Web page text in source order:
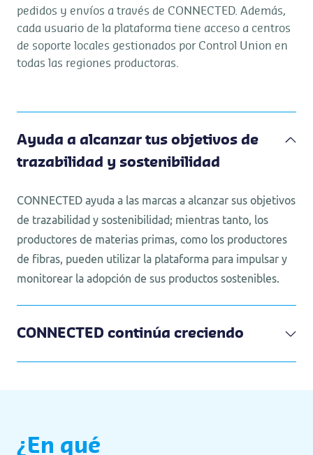
pedidos y envíos a través de CONNECTED. Además,
cada usuario de la plataforma tiene acceso a centros
de soporte locales gestionados por Control Union en
todas las regiones productoras.
Ayuda a alcanzar tus objetivos de
trazabilidad y sostenibilidad
CONNECTED ayuda a las marcas a alcanzar sus objetivos
de trazabilidad y sostenibilidad; mientras tanto, los
productores de materias primas, como los productores
de fibras, pueden utilizar la plataforma para impulsar y
monitorear la adopción de sus productos sostenibles.
CONNECTED continúa creciendo
¿En qué